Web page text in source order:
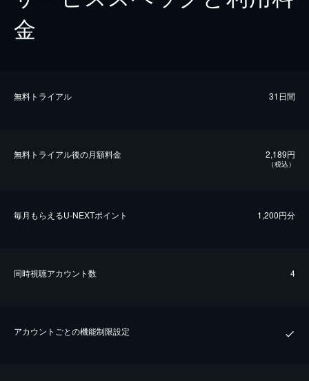
金
無料トライアル 31日間
無料トライアル後の⽉額料金 2,189円
（税込）
毎⽉もらえるU-NEXTポイント 1,200円分
同時視聴アカウント数 4
アカウントごとの機能制限設定